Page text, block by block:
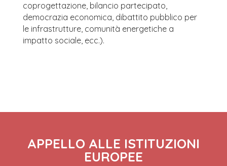
coprogettazione, bilancio partecipato,
democrazia economica, dibattito pubblico per
le infrastrutture, comunità energetiche a
impatto sociale, ecc.).
APPELLO ALLE ISTITUZIONI
EUROPEE